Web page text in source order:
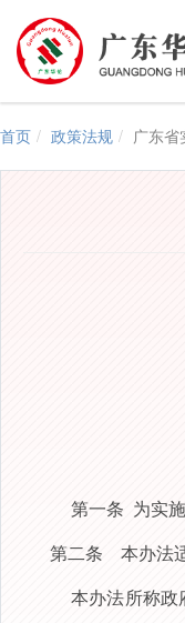
首页 政策法规 广东省实施《中华人
第一条 为实
第二条 本办法
本办法所称政